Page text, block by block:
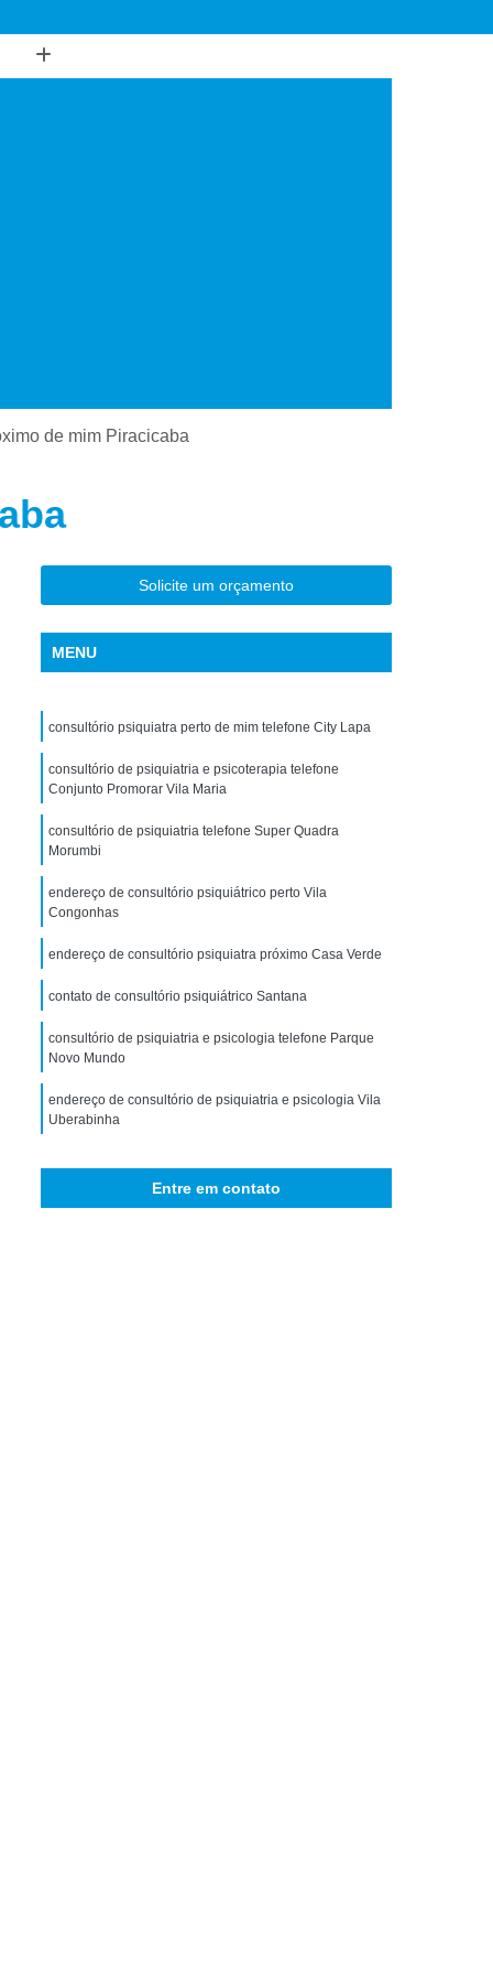
de Uso de Cocaína
de Uso de Drogas Sintéticas
de Uso de álcool
de Uso de Maconha
de Uso de Metanfetamina
de Uso de Substância
de Uso de êxtase
Tratamento Crise de Ansiedade
Tratamento para Ansiedade e Depressão
Interior de São Paulo
Tratamento para Crise de Ansiedade
Transtorno de Ansiedade
de Ansiedade Generalizada
para Ansiedade
em Dependência
em Dependência de Drogas
Psiquiátrica
Comorbidade Drogadicta
em Dependência
em Dependência Interior de São Paulo
em Dependência São Paulo
Depressão e Ansiedade
Interior de São Paulo
Depressivo Maior
de mim Piracicaba
Solicite um orçamento
MENU
consultório psiquiatra perto de mim telefone City Lapa
consultório de psiquiatria e psicoterapia telefone
Conjunto Promorar Vila Maria
consultório de psiquiatria telefone Super Quadra
Morumbi
endereço de consultório psiquiátrico perto Vila
Congonhas
endereço de consultório psiquiatra próximo Casa Verde
contato de consultório psiquiátrico Santana
consultório de psiquiatria e psicologia telefone Parque
Novo Mundo
endereço de consultório de psiquiatria e psicologia Vila
Uberabinha
Entre em contato